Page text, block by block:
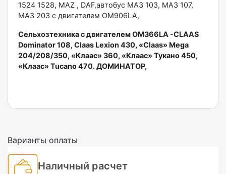
1524 1528, MAZ , DAF,автобус МАЗ 103, МАЗ 107,
МАЗ 203 с двигателем OM906LA,
Сельхозтехника с двигателем OM366LA -CLAAS
Dominator 108, Claas Lexion 430, «Claas» Mega
204/208/350, «Клаас» 360, «Клаас» Тукано 450,
«Клаас» Tucano 470. ДОМИНАТОР,
Варианты оплаты
Наличный расчет